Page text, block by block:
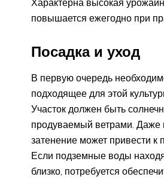
повышается ежегодно при
Посадка и уход
В первую очередь
подходящее для этой
Участок должен быть
продуваемый ветрами. Даже
затенение может привести к
Если подземные воды
близко, потребуется